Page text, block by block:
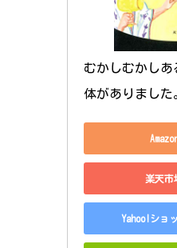
むかしむかし
体がありました
楽天市
Yahoo!ショ